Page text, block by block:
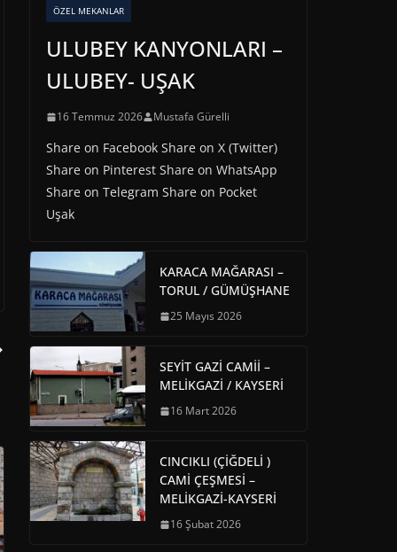
ÖZEL MEKANLAR
ULUBEY KANYONLARI –
ULUBEY- UŞAK
16 Temmuz 2026 Mustafa Gürelli
Share on Facebook Share on X (Twitter)
Share on Pinterest Share on WhatsApp
Share on Telegram Share on Pocket
Uşak
KARACA MAĞARASI –
TORUL / GÜMÜŞHANE
25 Mayıs 2026
SEYİT GAZİ CAMİİ –
MELİKGAZİ / KAYSERİ
16 Mart 2026
CINCIKLI (ÇİĞDELİ )
CAMİ ÇEŞMESİ –
MELİKGAZİ-KAYSERİ
16 Şubat 2026